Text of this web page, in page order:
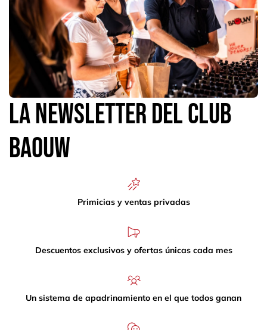
La newsletter del Club
Baouw
Primicias y ventas privadas
Descuentos exclusivos y ofertas únicas cada mes
Un sistema de apadrinamiento en el que todos ganan